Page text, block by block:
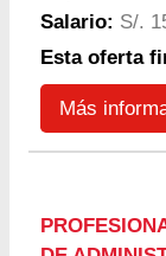
Salario: S/.
Esta oferta
Más